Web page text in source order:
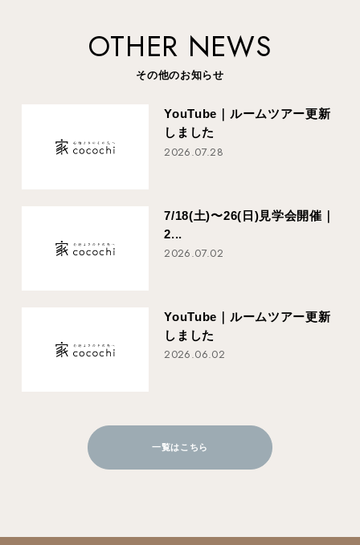
OTHER NEWS
その他のお知らせ
YouTube｜ルームツアー更新
しました
2026.07.28
7/18(土)〜26(日)見学会開催｜
2...
2026.07.02
YouTube｜ルームツアー更新
しました
2026.06.02
一覧はこちら